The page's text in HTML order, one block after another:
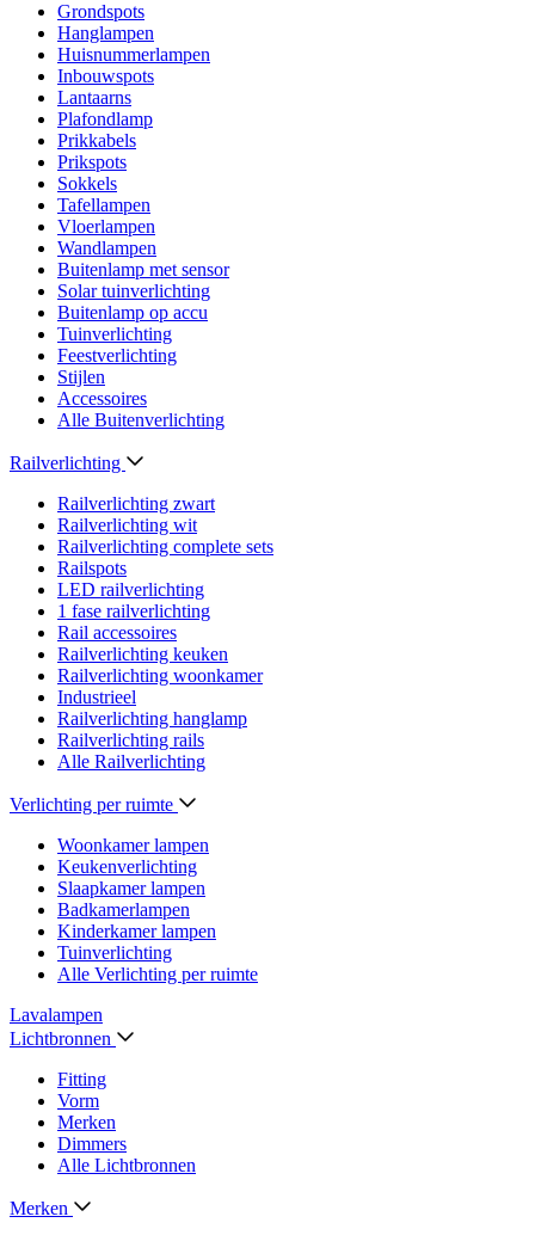
Grondspots
Hanglampen
Huisnummerlampen
Inbouwspots
Lantaarns
Plafondlamp
Prikkabels
Prikspots
Sokkels
Tafellampen
Vloerlampen
Wandlampen
Buitenlamp met sensor
Solar tuinverlichting
Buitenlamp op accu
Tuinverlichting
Feestverlichting
Stijlen
Accessoires
Alle Buitenverlichting
Railverlichting
Railverlichting zwart
Railverlichting wit
Railverlichting complete sets
Railspots
LED railverlichting
1 fase railverlichting
Rail accessoires
Railverlichting keuken
Railverlichting woonkamer
Industrieel
Railverlichting hanglamp
Railverlichting rails
Alle Railverlichting
Verlichting per ruimte
Woonkamer lampen
Keukenverlichting
Slaapkamer lampen
Badkamerlampen
Kinderkamer lampen
Tuinverlichting
Alle Verlichting per ruimte
Lavalampen
Lichtbronnen
Fitting
Vorm
Merken
Dimmers
Alle Lichtbronnen
Merken